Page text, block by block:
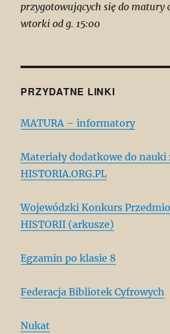
przygotowujących się do matury
wtorki od g. 15:00
PRZYDATNE LINKI
MATURA – informatory
Materiały dodatkowe do nauki
HISTORIA.ORG.PL
Wojewódzki Konkurs
HISTORII (arkusze)
Egzamin po klasie 8
Federacja Bibliotek Cyfrowych
Nukat